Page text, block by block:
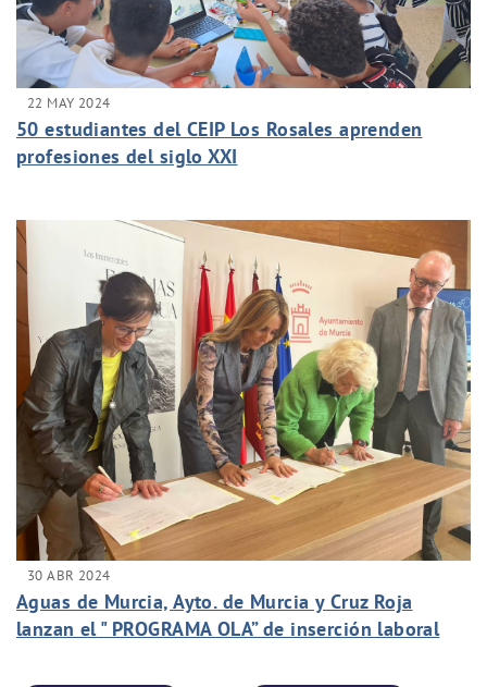
22 MAY 2024
50 estudiantes del CEIP Los Rosales aprenden
profesiones del siglo XXI
30 ABR 2024
Aguas de Murcia, Ayto. de Murcia y Cruz Roja
lanzan el " PROGRAMA OLA” de inserción laboral